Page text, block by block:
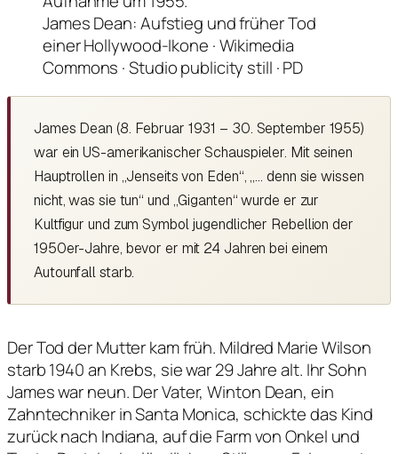
James Dean: Aufstieg und früher Tod
einer Hollywood-Ikone · Wikimedia
Commons · Studio publicity still · PD
James Dean (8. Februar 1931 – 30. September 1955)
war ein US-amerikanischer Schauspieler. Mit seinen
Hauptrollen in „Jenseits von Eden“, „… denn sie wissen
nicht, was sie tun“ und „Giganten“ wurde er zur
Kultfigur und zum Symbol jugendlicher Rebellion der
1950er-Jahre, bevor er mit 24 Jahren bei einem
Autounfall starb.
Der Tod der Mutter kam früh. Mildred Marie Wilson
starb 1940 an Krebs, sie war 29 Jahre alt. Ihr Sohn
James war neun. Der Vater, Winton Dean, ein
Zahntechniker in Santa Monica, schickte das Kind
zurück nach Indiana, auf die Farm von Onkel und